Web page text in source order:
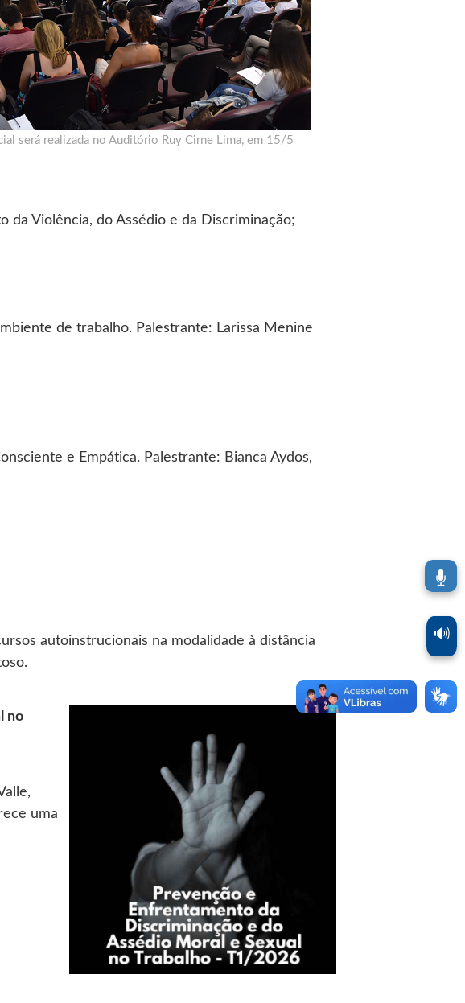
será realizada no Auditório Ruy Cirne Lima, em 15/5
Violência, do Assédio e da Discriminação;
de trabalho. Palestrante: Larissa Menine
e Empática. Palestrante: Bianca Aydos,
autoinstrucionais na modalidade à distância
no
uma
🔊